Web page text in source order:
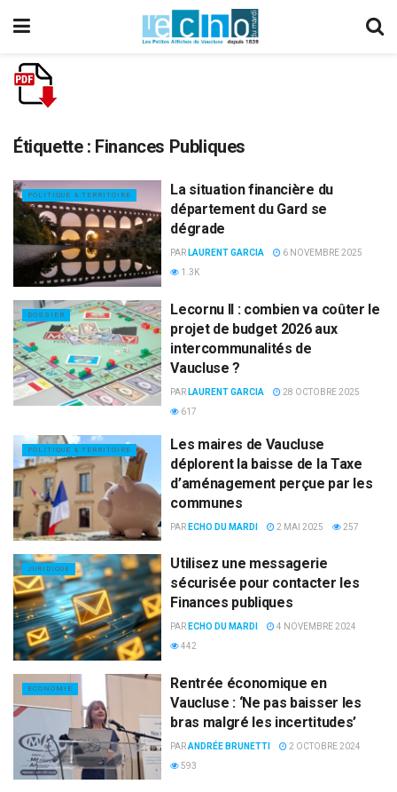
Étiquette : Finances Publiques
POLITIQUE & TERRITOIRE
La situation financière du
département du Gard se
dégrade
PAR LAURENT GARCIA
6 NOVEMBRE 2025
1.3K
DOSSIER
Lecornu II : combien va coûter le
projet de budget 2026 aux
intercommunalités de
Vaucluse ?
PAR LAURENT GARCIA
28 OCTOBRE 2025
617
POLITIQUE & TERRITOIRE
Les maires de Vaucluse
déplorent la baisse de la Taxe
d’aménagement perçue par les
communes
PAR ECHO DU MARDI 2 MAI 2025 257
JURIDIQUE
Utilisez une messagerie
sécurisée pour contacter les
Finances publiques
PAR ECHO DU MARDI
4 NOVEMBRE 2024
442
ECONOMIE
Rentrée économique en
Vaucluse : ‘Ne pas baisser les
bras malgré les incertitudes’
PARANDRÉE BRUNETTI
2 OCTOBRE 2024
593